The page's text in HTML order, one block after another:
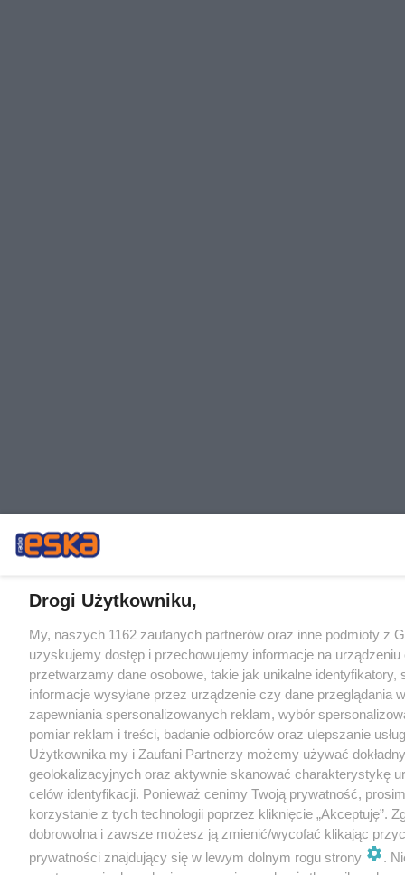
Drogi Użytkowniku,
My, naszych 1162 zaufanych partnerów oraz inne podmioty z
uzyskujemy dostęp i przechowujemy informacje na urządzeniu
przetwarzamy dane osobowe, takie jak unikalne identyfikatory,
informacje wysyłane przez urządzenie czy dane przeglądania
zapewniania spersonalizowanych reklam, wybór
pomiar reklam i treści, badanie odbiorców oraz ulepszanie
Użytkownika my i Zaufani Partnerzy możemy używać
geolokalizacyjnych oraz aktywnie skanować charakterystykę
celów identyfikacji. Ponieważ cenimy Twoją prywatność,
korzystanie z tych technologii poprzez kliknięcie „Akceptuję”.
dobrowolna i zawsze możesz ją zmienić/wycofać klikając
prywatności znajdujący się w lewym dolnym rogu strony
.